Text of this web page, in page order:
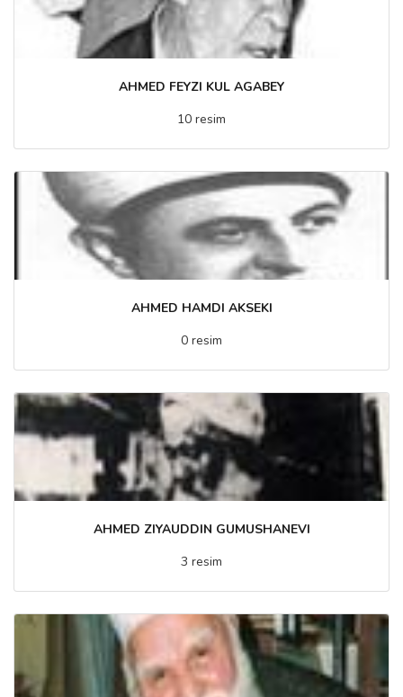
AHMED FEYZI KUL AGABEY
10 resim
AHMED HAMDI AKSEKI
0 resim
AHMED ZIYAUDDIN GUMUSHANEVI
3 resim